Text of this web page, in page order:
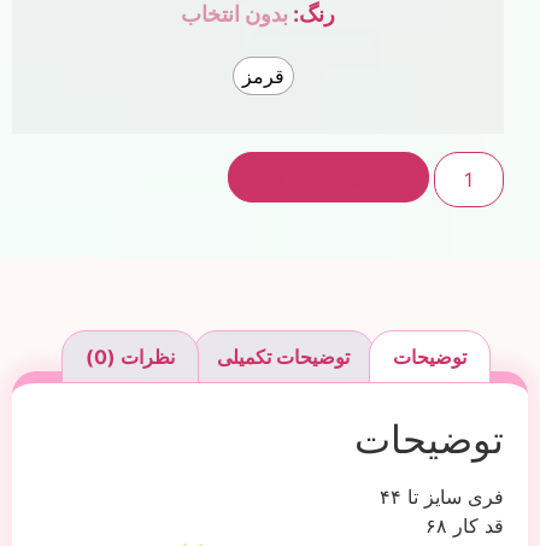
رنگ: بدون انتخاب
قرمز
توضیحات توضیحات تکمیلی نظرات (0)
توضیحات
فری سایز تا ۴۴
قد کار ۶۸